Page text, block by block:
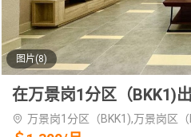
图片(8)
在万景岗1分区（BKK1)
万景岗1分区（BKK1),万景岗区